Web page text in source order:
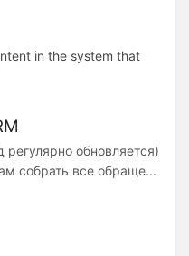
in the system that
регулярно обновляется)
собрать все обраще...